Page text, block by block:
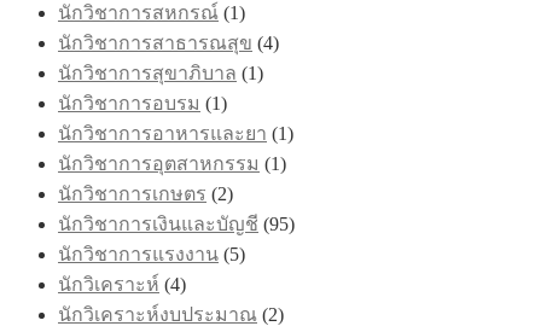
นักวิชาการสหกรณ์ (1)
นักวิชาการสาธารณสุข (4)
นักวิชาการสุขาภิบาล (1)
นักวิชาการอบรม (1)
นักวิชาการอาหารและยา (1)
นักวิชาการอุตสาหกรรม (1)
นักวิชาการเกษตร (2)
นักวิชาการเงินและบัญชี (95)
นักวิชาการแรงงาน (5)
นักวิเคราะห์ (4)
นักวิเคราะห์งบประมาณ (2)